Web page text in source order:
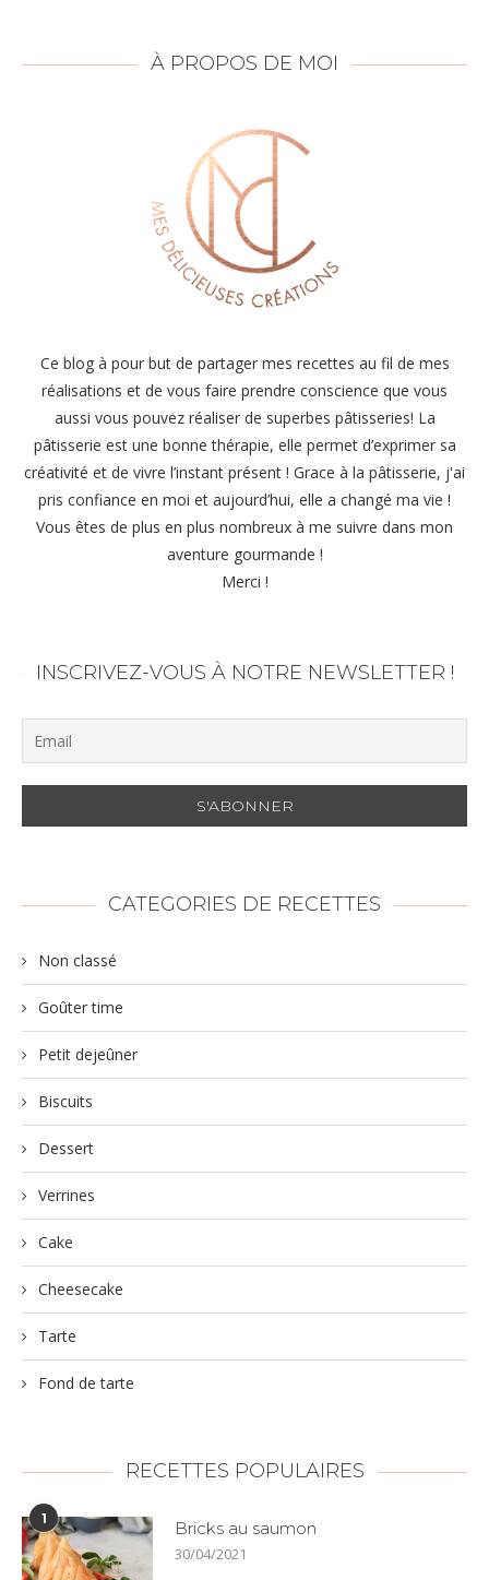
À PROPOS DE MOI
Ce blog à pour but de partager mes recettes au fil de mes
réalisations et de vous faire prendre conscience que vous
aussi vous pouvez réaliser de superbes pâtisseries! La
pâtisserie est une bonne thérapie, elle permet d’exprimer sa
créativité et de vivre l’instant présent ! Grace à la pâtisserie, j'ai
pris confiance en moi et aujourd’hui, elle a changé ma vie !
Vous êtes de plus en plus nombreux à me suivre dans mon
aventure gourmande !
Merci !
INSCRIVEZ-VOUS À NOTRE NEWSLETTER !
CATEGORIES DE RECETTES
Non classé
Goûter time
Petit dejeûner
Biscuits
Dessert
Verrines
Cake
Cheesecake
Tarte
Fond de tarte
RECETTES POPULAIRES
1
Bricks au saumon
30/04/2021